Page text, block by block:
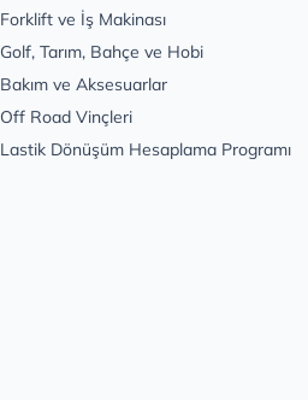
Forklift ve İş Makinası
Golf, Tarım, Bahçe ve Hobi
Bakım ve Aksesuarlar
Off Road Vinçleri
Lastik Dönüşüm Hesaplama Programı